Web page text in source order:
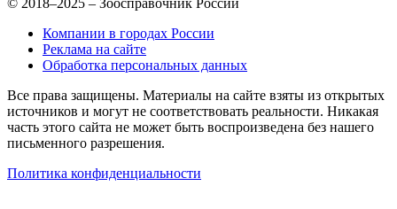
© 2018–2025 – Зоосправочник России
Компании в городах России
Реклама на сайте
Обработка персональных данных
Все права защищены. Материалы на сайте взяты из открытых
источников и могут не соответствовать реальности. Никакая
часть этого сайта не может быть воспроизведена без нашего
письменного разрешения.
Политика конфиденциальности